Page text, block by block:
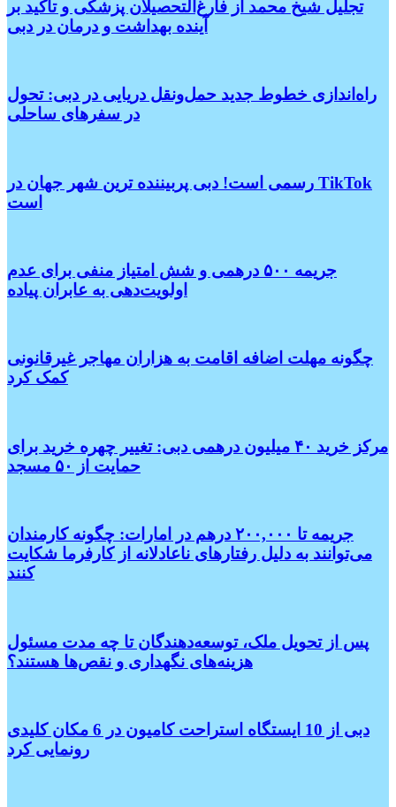
تجلیل شیخ محمد از فارغ‌التحصیلان پزشکی و تأکید بر
آینده بهداشت و درمان در دبی
راه‌اندازی خطوط جدید حمل‌ونقل دریایی در دبی: تحول
در سفرهای ساحلی
رسمی است! دبی پربیننده ترین شهر جهان در TikTok
است
جریمه ۵۰۰ درهمی و شش امتیاز منفی برای عدم
اولویت‌دهی به عابران پیاده
چگونه مهلت اضافه اقامت به هزاران مهاجر غیرقانونی
کمک کرد
مرکز خرید ۴۰ میلیون درهمی دبی: تغییر چهره خرید برای
حمایت از ۵۰ مسجد
جریمه تا ۲۰۰,۰۰۰ درهم در امارات: چگونه کارمندان
می‌توانند به دلیل رفتارهای ناعادلانه از کارفرما شکایت
کنند
پس از تحویل ملک، توسعه‌دهندگان تا چه مدت مسئول
هزینه‌های نگهداری و نقص‌ها هستند؟
دبی از 10 ایستگاه استراحت کامیون در 6 مکان کلیدی
رونمایی کرد